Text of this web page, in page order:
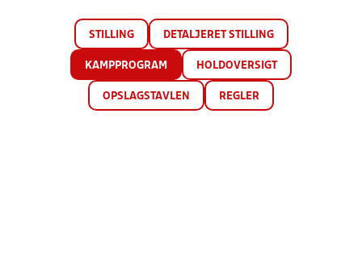
STILLING DETALJERET STILLING
KAMPPROGRAM HOLDOVERSIGT
OPSLAGSTAVLEN REGLER